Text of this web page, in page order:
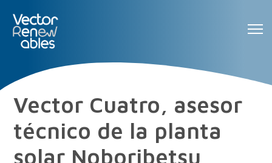
Vector Cuatro, asesor
técnico de la planta
solar Noboribetsu